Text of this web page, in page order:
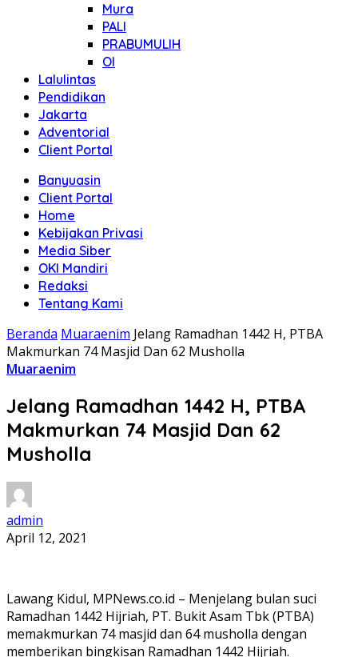
Mura
PALI
PRABUMULIH
OI
Lalulintas
Pendidikan
Jakarta
Adventorial
Client Portal
Banyuasin
Client Portal
Home
Kebijakan Privasi
Media Siber
OKI Mandiri
Redaksi
Tentang Kami
Beranda Muaraenim Jelang Ramadhan 1442 H, PTBA
Makmurkan 74 Masjid Dan 62 Musholla
Muaraenim
Jelang Ramadhan 1442 H, PTBA
Makmurkan 74 Masjid Dan 62
Musholla
admin
April 12, 2021
Lawang Kidul, MPNews.co.id – Menjelang bulan suci
Ramadhan 1442 Hijriah, PT. Bukit Asam Tbk (PTBA)
memakmurkan 74 masjid dan 64 musholla dengan
memberikan bingkisan Ramadhan 1442 Hijriah.